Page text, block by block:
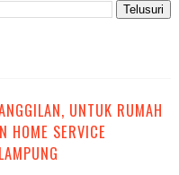
UNTUK RUMAH
HOME SERVICE